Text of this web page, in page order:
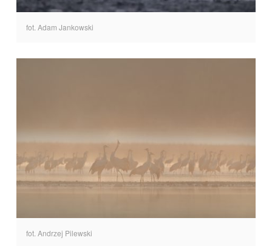
fot. Adam Jankowski
fot. Andrzej Pilewski